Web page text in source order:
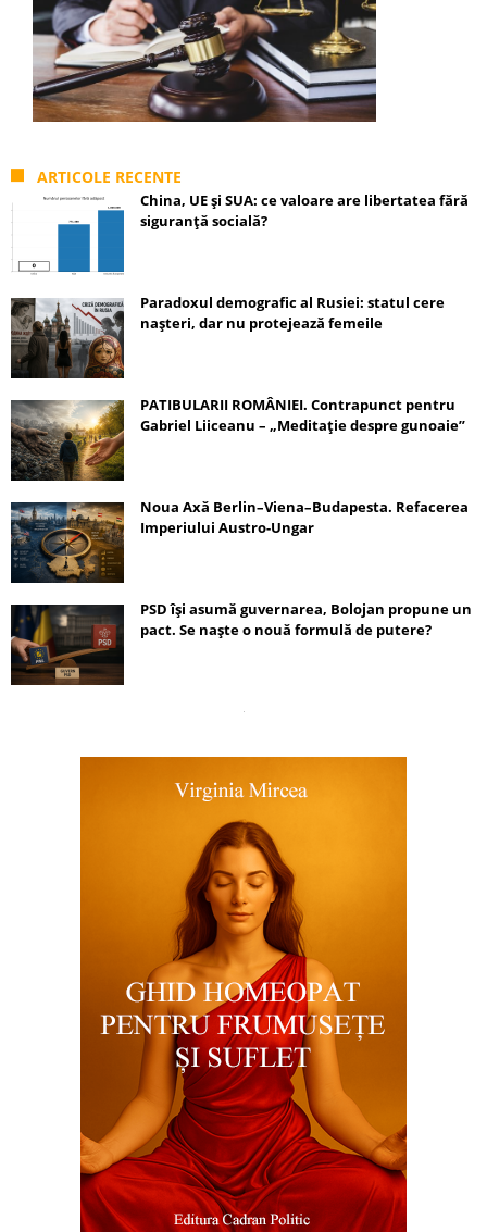
ARTICOLE RECENTE
China, UE și SUA: ce valoare are libertatea fără
siguranță socială?
Paradoxul demografic al Rusiei: statul cere
nașteri, dar nu protejează femeile
PATIBULARII ROMÂNIEI. Contrapunct pentru
Gabriel Liiceanu – „Meditație despre gunoaie”
Noua Axă Berlin–Viena–Budapesta. Refacerea
Imperiului Austro-Ungar
PSD își asumă guvernarea, Bolojan propune un
pact. Se naște o nouă formulă de putere?